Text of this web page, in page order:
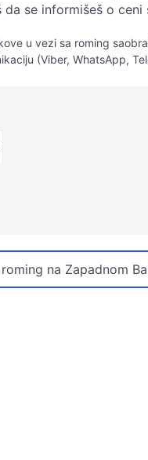
se informišeš o
u vezi sa roming
(Viber, WhatsApp,
na Zapadnom